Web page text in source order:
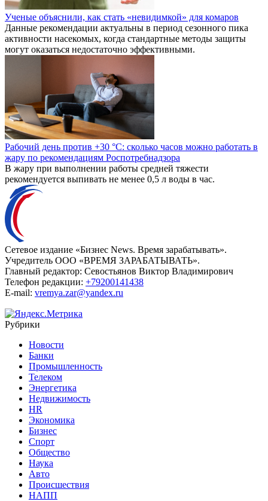
Ученые объяснили, как стать «невидимкой» для комаров
Данные рекомендации актуальны в период сезонного пика
активности насекомых, когда стандартные методы защиты
могут оказаться недостаточно эффективными.
Рабочий день против +30 °C: сколько часов можно работать в
жару по рекомендациям Роспотребнадзора
В жару при выполнении работы средней тяжести
рекомендуется выпивать не менее 0,5 л воды в час.
Сетевое издание «Бизнес News. Время зарабатывать».
Учредитель ООО «ВРЕМЯ ЗАРАБАТЫВАТЬ».
Главный редактор: Севостьянов Виктор Владимирович
Телефон редакции: +79200141438
E-mail: vremya.zar@yandex.ru
Рубрики
Новости
Банки
Промышленность
Телеком
Энергетика
Недвижимость
HR
Экономика
Бизнес
Спорт
Общество
Наука
Авто
Происшествия
НАПП